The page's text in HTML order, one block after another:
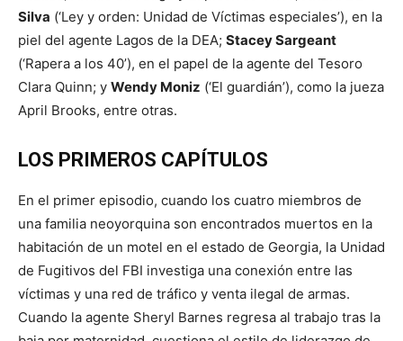
Silva (‘Ley y orden: Unidad de Víctimas especiales’), en la
piel del agente Lagos de la DEA; Stacey Sargeant
(‘Rapera a los 40’), en el papel de la agente del Tesoro
Clara Quinn; y Wendy Moniz (‘El guardián’), como la jueza
April Brooks, entre otras.
LOS PRIMEROS CAPÍTULOS
En el primer episodio, cuando los cuatro miembros de
una familia neoyorquina son encontrados muertos en la
habitación de un motel en el estado de Georgia, la Unidad
de Fugitivos del FBI investiga una conexión entre las
víctimas y una red de tráfico y venta ilegal de armas.
Cuando la agente Sheryl Barnes regresa al trabajo tras la